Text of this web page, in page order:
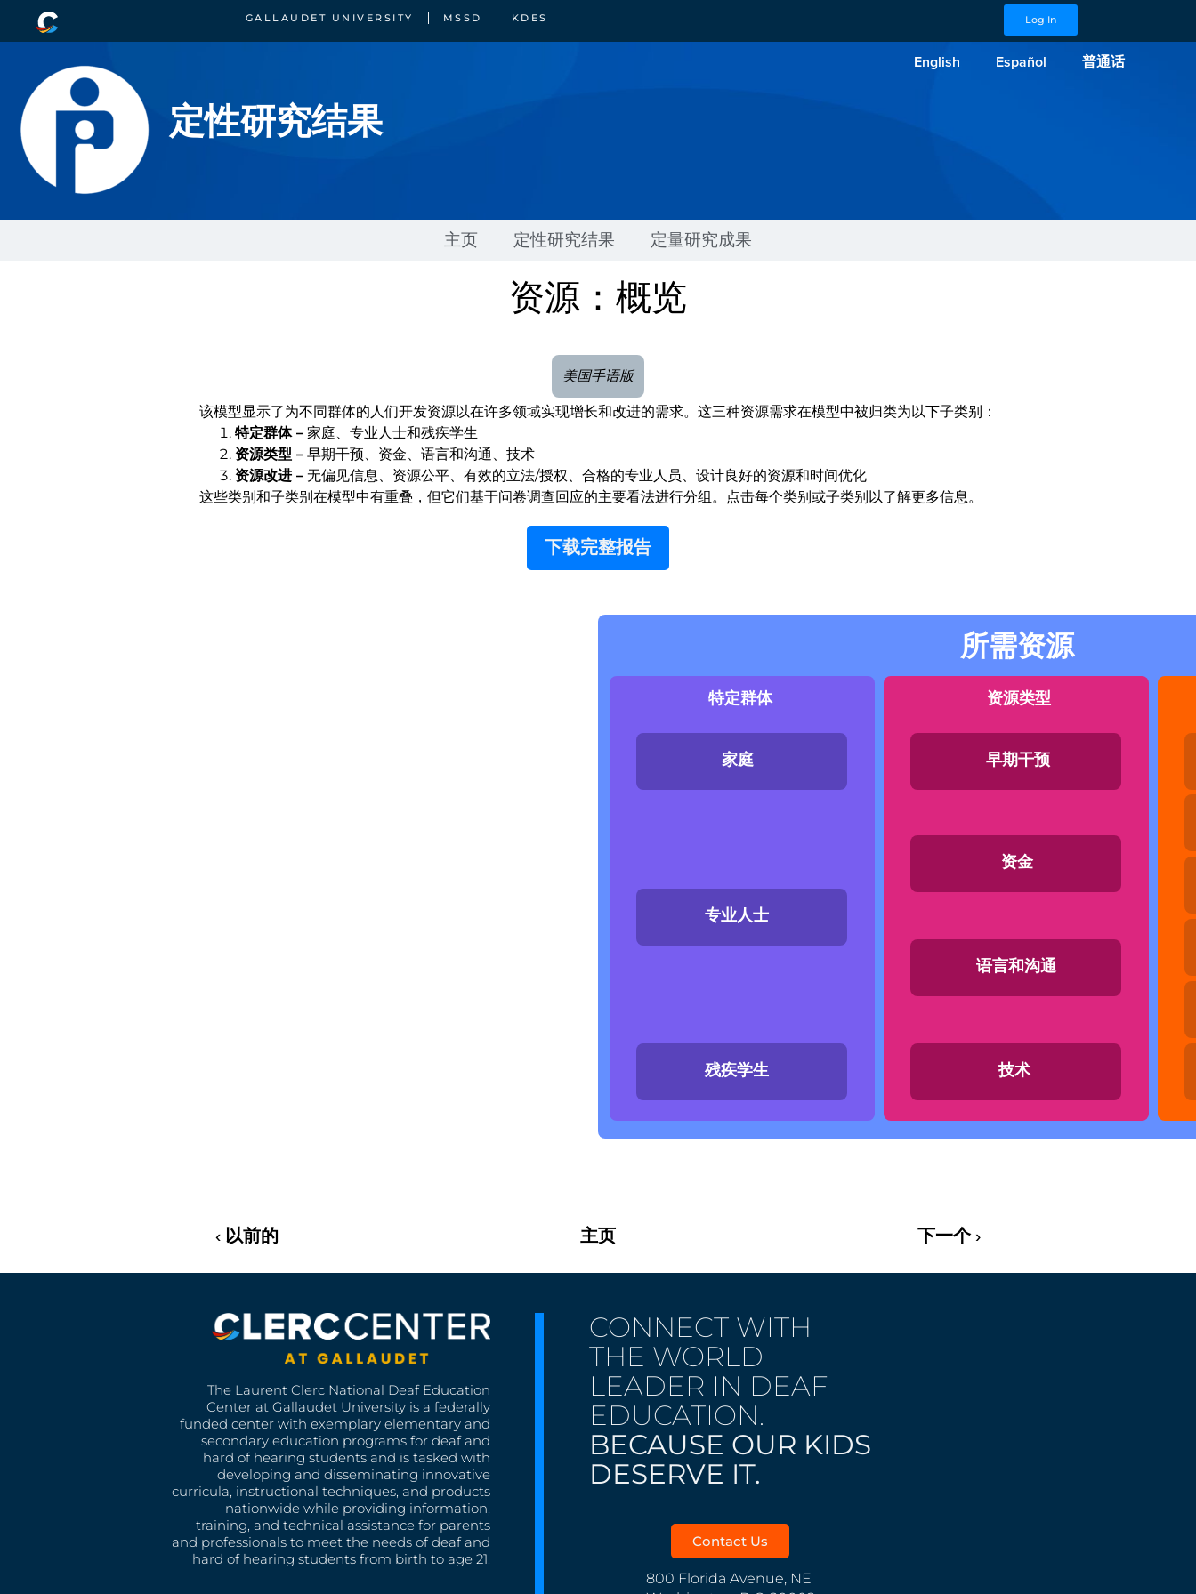
GALLAUDET UNIVERSITY MSSD KDES Log In
English Español 普通话
定性研究结果
主页 定性研究结果 定量研究成果
资源：概览
美国手语版
该模型显示了为不同群体的人们开发资源以在许多领域实现增长和改进的需求。这三种资源需求在模型中被归类为以下子类别：
特定群体 – 家庭、专业人士和残疾学生
资源类型 – 早期干预、资金、语言和沟通、技术
资源改进 – 无偏见信息、资源公平、有效的立法/授权、合格的专业人员、设计良好的资源和时间优化
这些类别和子类别在模型中有重叠，但它们基于问卷调查回应的主要看法进行分组。点击每个类别或子类别以了解更多信息。
下载完整报告
所需资源
特定群体
家庭
专业人士
残疾学生
资源类型
早期干预
资金
语言和沟通
技术
‹ 以前的 主页 下一个 ›
The Laurent Clerc National Deaf Education
Center at Gallaudet University is a federally
funded center with exemplary elementary and
secondary education programs for deaf and
hard of hearing students and is tasked with
developing and disseminating innovative
curricula, instructional techniques, and products
nationwide while providing information,
training, and technical assistance for parents
and professionals to meet the needs of deaf and
hard of hearing students from birth to age 21.
CONNECT WITH
THE WORLD
LEADER IN DEAF
EDUCATION.
BECAUSE OUR KIDS
DESERVE IT.
Contact Us
800 Florida Avenue, NE